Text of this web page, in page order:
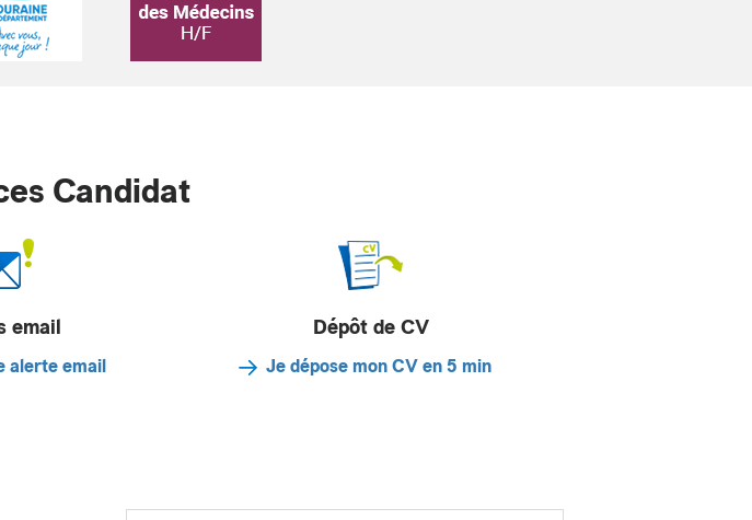
Candidat
email
alerte email
Dépôt de CV
Je dépose mon CV en 5 min